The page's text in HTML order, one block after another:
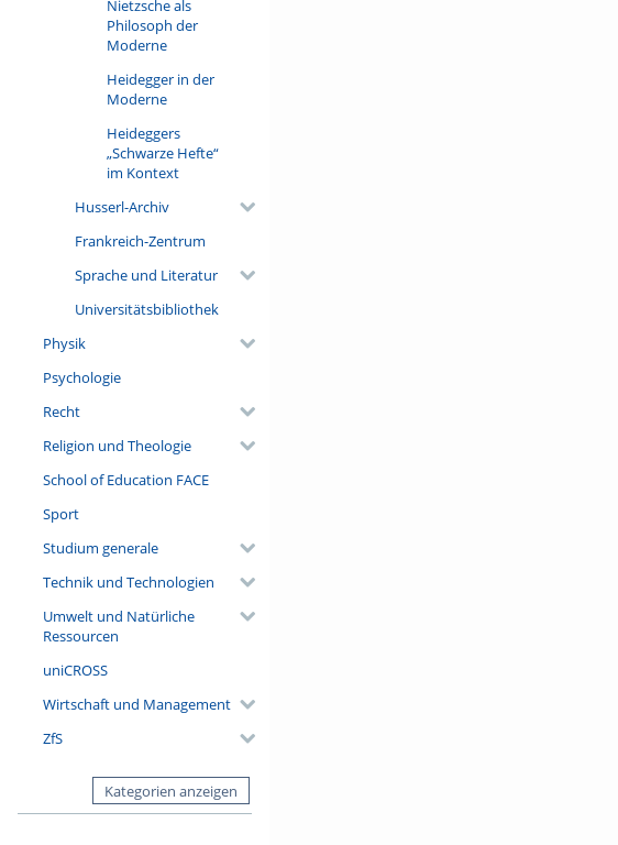
Nietzsche als
Philosoph der
Moderne
Heidegger in der
Moderne
Heideggers
„Schwarze Hefte“
im Kontext
Husserl-Archiv
Frankreich-Zentrum
Sprache und Literatur
Universitätsbibliothek
Physik
Psychologie
Recht
Religion und Theologie
School of Education FACE
Sport
Studium generale
Technik und Technologien
Umwelt und Natürliche
Ressourcen
uniCROSS
Wirtschaft und Management
ZfS
Kategorien anzeigen